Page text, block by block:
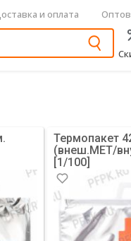
и оплата
Термопакет
(внеш.МЕТ/
[1/100]